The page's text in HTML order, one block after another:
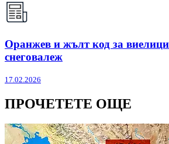
Оранжев и жълт код за
снеговалеж
17.02.2026
ПРОЧЕТЕТЕ ОЩЕ